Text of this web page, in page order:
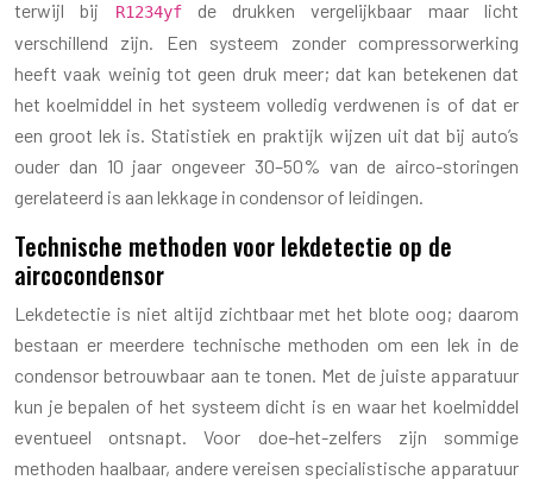
terwijl bij
R1234yfde drukken vergelijkbaar maar licht
verschillend zijn. Een systeem zonder compressorwerking
heeft vaak weinig tot geen druk meer; dat kan betekenen dat
het koelmiddel in het systeem volledig verdwenen is of dat er
een groot lek is. Statistiek en praktijk wijzen uit dat bij auto’s
ouder dan 10 jaar ongeveer 30–50% van de airco-storingen
gerelateerd is aan lekkage in condensor of leidingen.
Technische methoden voor lekdetectie op de
aircocondensor
Lekdetectie is niet altijd zichtbaar met het blote oog; daarom
bestaan er meerdere technische methoden om een lek in de
condensor betrouwbaar aan te tonen. Met de juiste apparatuur
kun je bepalen of het systeem dicht is en waar het koelmiddel
eventueel ontsnapt. Voor doe-het-zelfers zijn sommige
methoden haalbaar, andere vereisen specialistische apparatuur